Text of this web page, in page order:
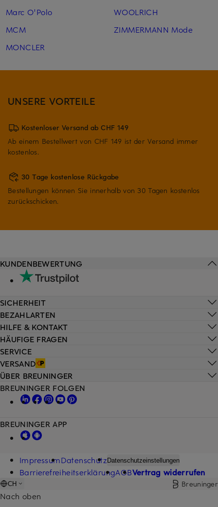
Marc O'Polo
MCM
MONCLER
WOOLRICH
ZIMMERMANN Mode
UNSERE VORTEILE
Kostenloser Versand ab CHF 149
Ab einem Bestellwert von CHF 149 ist der Versand immer
kostenlos.
30 Tage kostenlose Rückgabe
Bestellungen können Sie innerhalb von 30 Tagen kostenlos
zurückschicken.
HILFE & KONTAKT
HÄUFIGE FRAGEN
SERVICE
VERSAND
KUNDENBEWERTUNG
SICHERHEIT
BEZAHLARTEN
ÜBER BREUNINGER
BREUNINGER FOLGEN
BREUNINGER APP
ImpressumDatenschutzDatenschutzeinstellungen
BarrierefreiheitserklärungAGBVertrag widerrufen
CH Breuninger
Nach oben